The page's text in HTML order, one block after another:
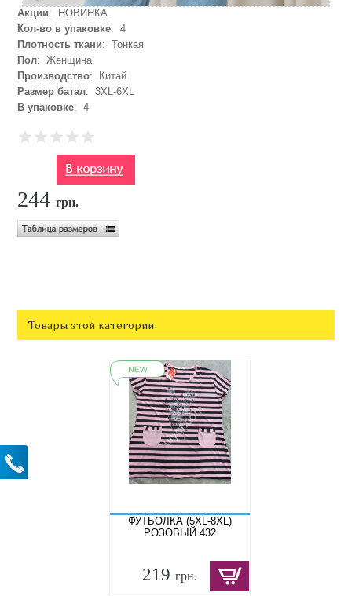
Акции: НОВИНКА
Кол-во в упаковке: 4
Плотность ткани: Тонкая
Пол: Женщина
Производство: Китай
Размер батал: 3XL-6XL
В упаковке: 4
244грн.
Товары этой категории
ФУТБОЛКА (5XL-8XL)
РОЗОВЫЙ 432
219 грн.